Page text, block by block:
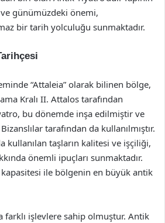
günümüzdeki önemi,
bir tarih yolculuğu sunmaktadır.
“Attaleia” olarak bilinen bölge,
Kralı II. Attalos tarafından
bu dönemde inşa edilmiştir ve
tarafından da kullanılmıştır.
kullanılan taşların kalitesi ve işçiliği,
önemli ipuçları sunmaktadır.
ile bölgenin en büyük antik
farklı işlevlere sahip olmuştur. Antik